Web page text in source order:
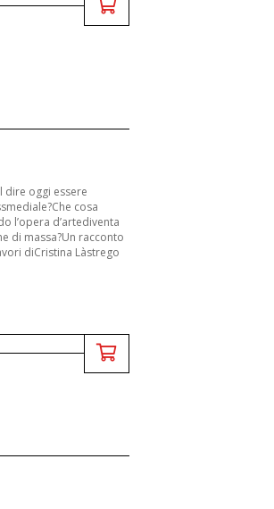
dire oggi essere
cosa
l’opera d’artediventa
di massa?Un racconto
diCristina Làstrego